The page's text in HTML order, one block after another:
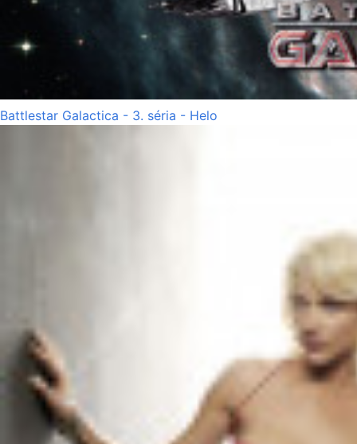
Battlestar Galactica - 3. séria - Helo